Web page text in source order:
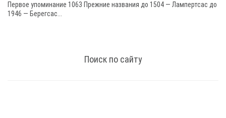
Первое упоминание 1063 Прежние названия до 1504 — Лампертсас до
1946 — Берегсас...
Поиск по сайту